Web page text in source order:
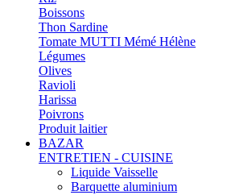
Boissons
Thon Sardine
Tomate MUTTI Mémé Hélène
Légumes
Olives
Ravioli
Harissa
Poivrons
Produit laitier
BAZAR
ENTRETIEN - CUISINE
Liquide Vaisselle
Barquette aluminium